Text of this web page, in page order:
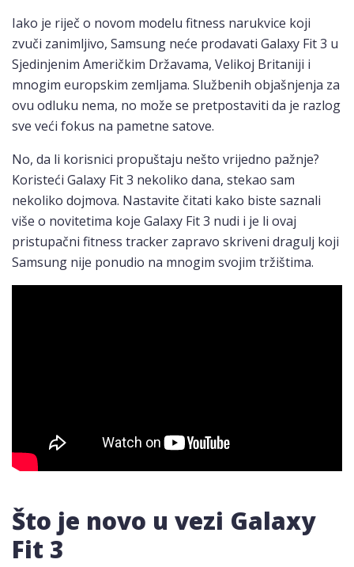
Iako je riječ o novom modelu fitness narukvice koji
zvuči zanimljivo, Samsung neće prodavati Galaxy Fit 3 u
Sjedinjenim Američkim Državama, Velikoj Britaniji i
mnogim europskim zemljama. Službenih objašnjenja za
ovu odluku nema, no može se pretpostaviti da je razlog
sve veći fokus na pametne satove.
No, da li korisnici propuštaju nešto vrijedno pažnje?
Koristeći Galaxy Fit 3 nekoliko dana, stekao sam
nekoliko dojmova. Nastavite čitati kako biste saznali
više o novitetima koje Galaxy Fit 3 nudi i je li ovaj
pristupačni fitness tracker zapravo skriveni dragulj koji
Samsung nije ponudio na mnogim svojim tržištima.
Što je novo u vezi Galaxy
Fit 3